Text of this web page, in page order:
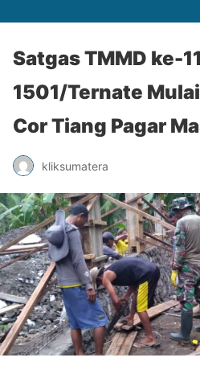
Satgas TMMD ke-
1501/Ternate
Cor Tiang Pagar
kliksumatera